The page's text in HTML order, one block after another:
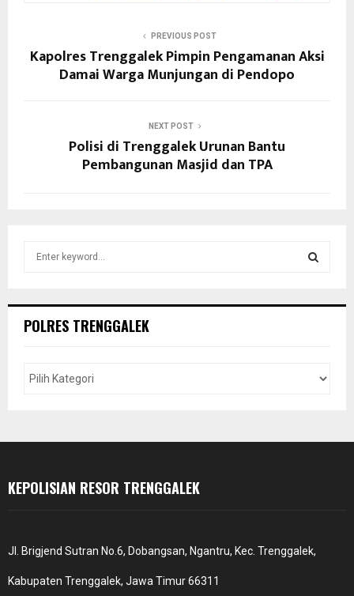
PREVIOUS POST
Kapolres Trenggalek Pimpin Pengamanan Aksi
Damai Warga Munjungan di Pendopo
NEXT POST
Polisi di Trenggalek Urunan Bantu
Pembangunan Masjid dan TPA
h
H
POLRES TRENGGALEK
KEPOLISIAN RESOR TRENGGALEK
Jl. Brigjend Sutran No.6, Dobangsan, Ngantru, Kec. Trenggalek,
Kabupaten Trenggalek, Jawa Timur 66311